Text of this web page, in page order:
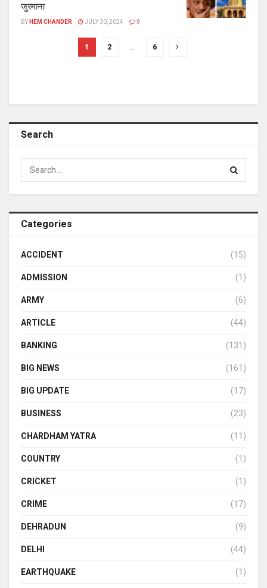
जुरमाना
BYHEM CHANDER JULY 30, 2024 0
1 2 … 6
Search
Categories
ACCIDENT
(15)
ADMISSION
(1)
ARMY
(6)
ARTICLE
(44)
BANKING
(131)
BIG NEWS
(161)
BIG UPDATE
(17)
BUSINESS
(23)
CHARDHAM YATRA
(11)
COUNTRY
(1)
CRICKET
(1)
CRIME
(17)
DEHRADUN
(9)
DELHI
(44)
EARTHQUAKE
(1)